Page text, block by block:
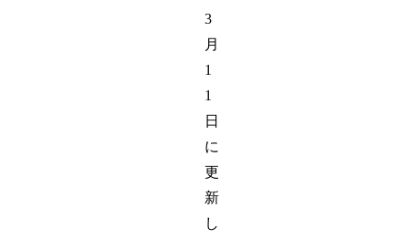
3
月
1
1
日
に
更
新
し